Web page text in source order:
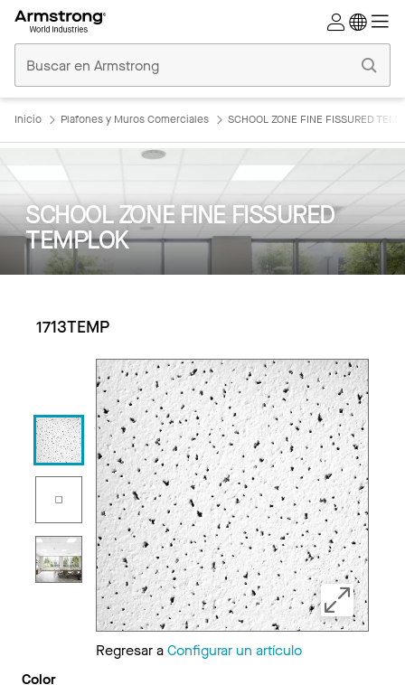
Comerciales
Inicio
Inicio Plafones y Muros Comerciales SCHOOL ZONE FINE FISSURED
SCHOOL ZONE FINE FISSURED
TEMPLOK
1713TEMP
Regresar aConfigurar un artículo
Color